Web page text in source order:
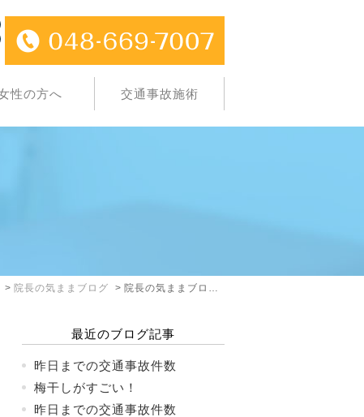
性の方へ 交通事故施術
院長の気ままブログ 院長の気ままブログ: 2025年1月
最近のブログ記事
昨日までの交通事故件数
梅干しがすごい！
昨日までの交通事故件数